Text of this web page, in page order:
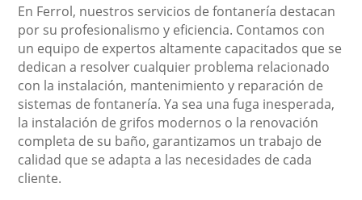
En Ferrol, nuestros servicios de fontanería destacan
por su profesionalismo y eficiencia. Contamos con
un equipo de expertos altamente capacitados que se
dedican a resolver cualquier problema relacionado
con la instalación, mantenimiento y reparación de
sistemas de fontanería. Ya sea una fuga inesperada,
la instalación de grifos modernos o la renovación
completa de su baño, garantizamos un trabajo de
calidad que se adapta a las necesidades de cada
cliente.